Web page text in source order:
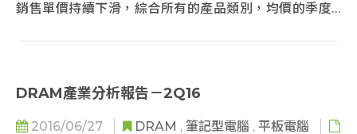
銷售單價持續下滑，綜合所有的產品類別，均價的季度
DRAM產業分析報告－2Q16
2016/06/27 DRAM , 筆記型電腦 , 平板電腦